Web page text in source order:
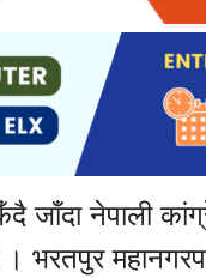
जाँदा नेपाली
भरतपुर